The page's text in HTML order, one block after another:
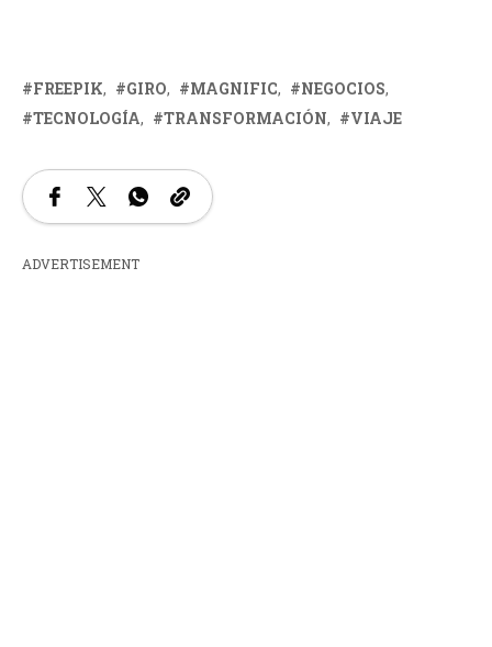
FREEPIK GIRO MAGNIFIC
NEGOCIOS
TECNOLOGÍA
TRANSFORMACIÓN VIAJE
ADVERTISEMENT